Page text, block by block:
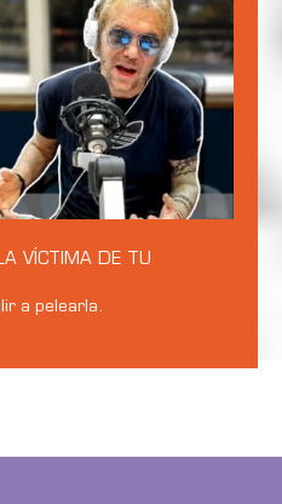
VÍCTIMA DE TU
a pelearla.